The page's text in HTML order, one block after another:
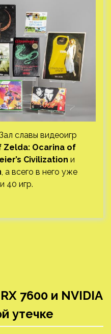
славы видеоигр
Zelda: Ocarina of
Civilization и
, а всего в него уже
40 игр.
7600 и NVIDIA
утечке